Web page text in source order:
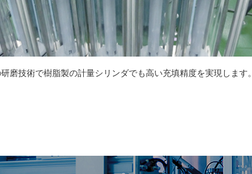
磨技術で樹脂製の計量シリンダでも高い充填精度を実現します。